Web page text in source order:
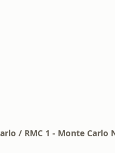
/ RMC 1 - Monte Carlo